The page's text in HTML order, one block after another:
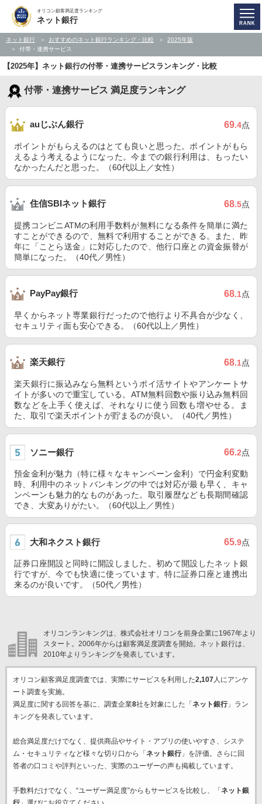
オリコン顧客満足度ランキング
ネット銀行
ネット銀行 おすすめのネット銀行ランキング・比較
2025年版
付帯・連携サービス
【2025年】ネット銀行の付帯・連携サービスランキング・比較
付帯・連携サービス 満足度ランキング
auじぶん銀行 69.4点
ポイントがもらえるのはとても良いと思った。ポイントがもら
えるよう考えるようになった。今までの銀行利用は、もったい
なかったんだと思った。（60代以上／女性）
住信SBIネット銀行 68.5点
提携コンビニATMの利用手数料が無料になる条件を簡単に満た
すことができるので、無料で利用することができる。また、昨
年に「ことら送金」に対応したので、他行口座との資金振替が
簡単になった。（40代／男性）
PayPay銀行 68.1点
早くからネット専業銀行だったので他行より不具合が少なく、
セキュリティ面も安心できる。（60代以上／男性）
楽天銀行 68.1点
楽天銀行に振込みなら無料というポイ活サイトやアンケートサ
イトが多いので重宝している。ATM無料回数や振り込み無料回
数などを上手く使えば、それなりに使う回数も増やせる。ま
た、取引で楽天ポイントが貯まるのが良い。（40代／男性）
ソニー銀行 66.2点
預金金利が魅力（特に様々なキャンペーン金利）で円金利変動
時、利用中のネットバンキングの中では対応が最も早く、キャ
ンペーンも魅力的なものがあった。取引履歴なども長期間確認
でき、大変ありがたい。（60代以上／男性）
大和ネクスト銀行 65.9点
証券口座開設と同時に開設しました。初めて開設したネット銀
行ですが、今でも快適に使っています。特に証券口座と連携出
来るのが良いです。（50代／男性）
オリコンランキングは、株式会社オリコンを前身企業に1967年より
スタート。2006年からは顧客満足度調査を開始。ネット銀行は、
2010年よりランキングを発表しています。
オリコン顧客満足度調査では、実際にサービスを利用した2,107人にアンケ
ート調査を実施。
満足度に関する回答を基に、調査企業8社を対象にした「 ネット銀行」ラン
キングを発表しています。
総合満足度だけでなく、提供商品やサイト・アプリの使いやすさ、システ
ム・セキュリティなど様々な切り口から「 ネット銀行」を評価。さらに回
答者の口コミや評判といった、実際のユーザーの声も掲載しています。
手数料だけでなく、“ユーザー満足度”からもサービスを比較し、「 ネット銀